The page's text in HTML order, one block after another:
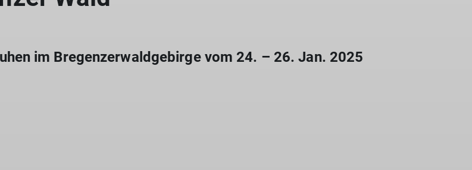
im Bregenzerwaldgebirge vom 24. – 26. Jan. 2025